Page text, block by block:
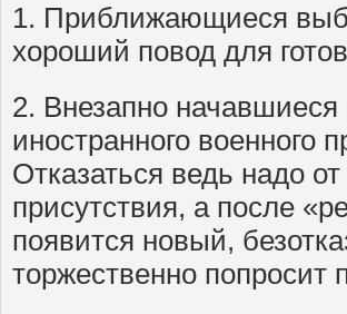
1. Приближающиеся
хороший повод для
2. Внезапно начавшиеся
иностранного военного
Отказаться ведь надо
присутствия, а после
появится новый,
торжественно попросит